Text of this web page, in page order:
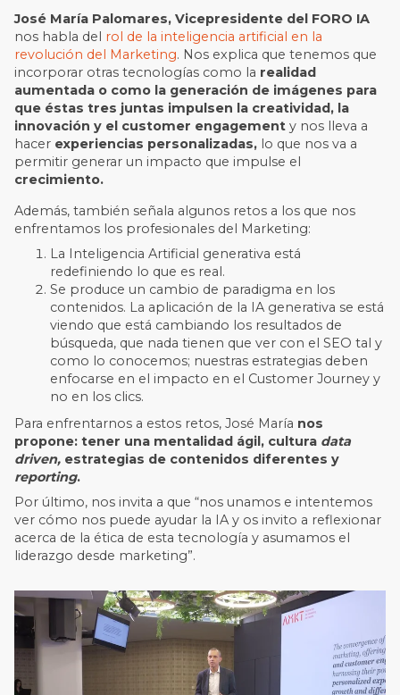
José María Palomares, Vicepresidente del FORO IA
nos habla del rol de la inteligencia artificial en la
revolución del Marketing. Nos explica que tenemos que
incorporar otras tecnologías como la realidad
aumentada o como la generación de imágenes para
que éstas tres juntas impulsen la creatividad, la
innovación y el customer engagement y nos lleva a
hacer experiencias personalizadas, lo que nos va a
permitir generar un impacto que impulse el
crecimiento.
Además, también señala algunos retos a los que nos
enfrentamos los profesionales del Marketing:
La Inteligencia Artificial generativa está
redefiniendo lo que es real.
Se produce un cambio de paradigma en los
contenidos. La aplicación de la IA generativa se está
viendo que está cambiando los resultados de
búsqueda, que nada tienen que ver con el SEO tal y
como lo conocemos; nuestras estrategias deben
enfocarse en el impacto en el Customer Journey y
no en los clics.
Para enfrentarnos a estos retos, José María nos
propone: tener una mentalidad ágil, cultura data
driven, estrategias de contenidos diferentes y
reporting.
Por último, nos invita a que “nos unamos e intentemos
ver cómo nos puede ayudar la IA y os invito a reflexionar
acerca de la ética de esta tecnología y asumamos el
liderazgo desde marketing”.